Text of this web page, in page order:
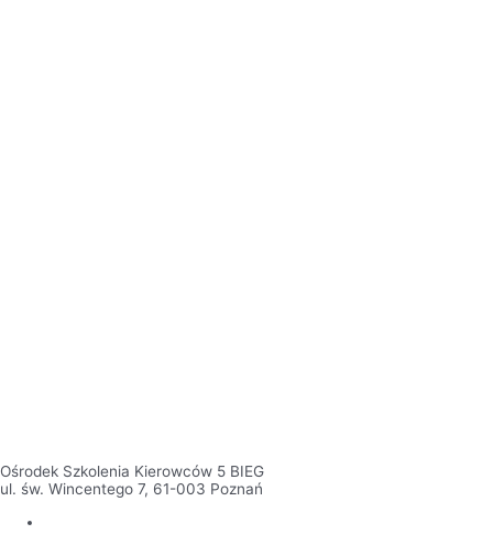
Ośrodek Szkolenia Kierowców 5 BIEG
ul. św. Wincentego 7, 61-003 Poznań